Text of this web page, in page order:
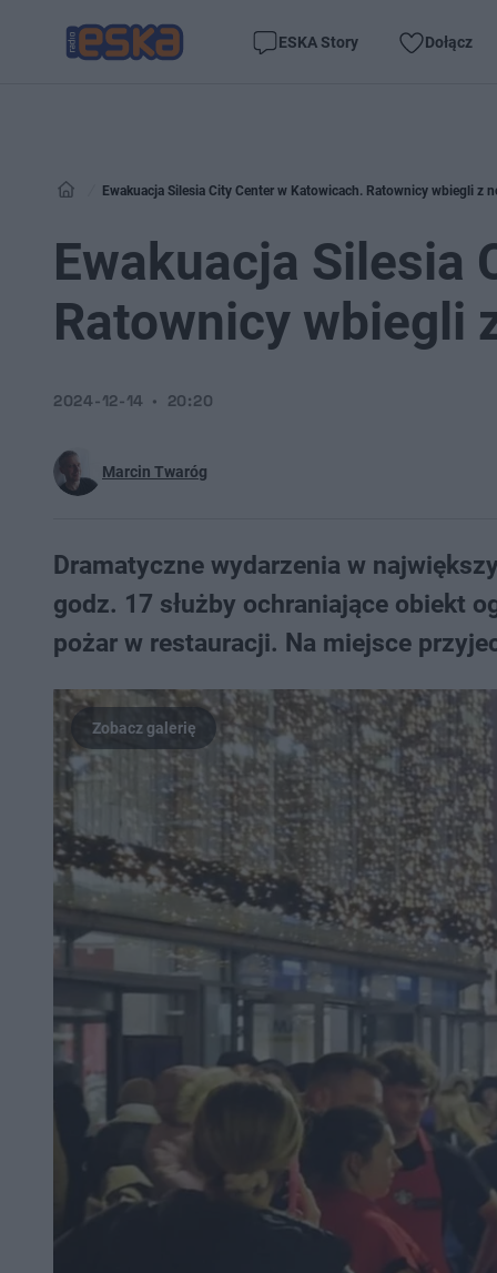
ESKA Story Dołącz
Ewakuacja Silesia City Center w Katowicach. Ratownicy wbiegli z
Ewakuacja Silesia
Ratownicy wbiegli
Marcin Twaróg
2024-12-14 20:20
Dramatyczne wydarzenia w
godz. 17 służby ochraniające obiekt
pożar w restauracji. Na miejsce